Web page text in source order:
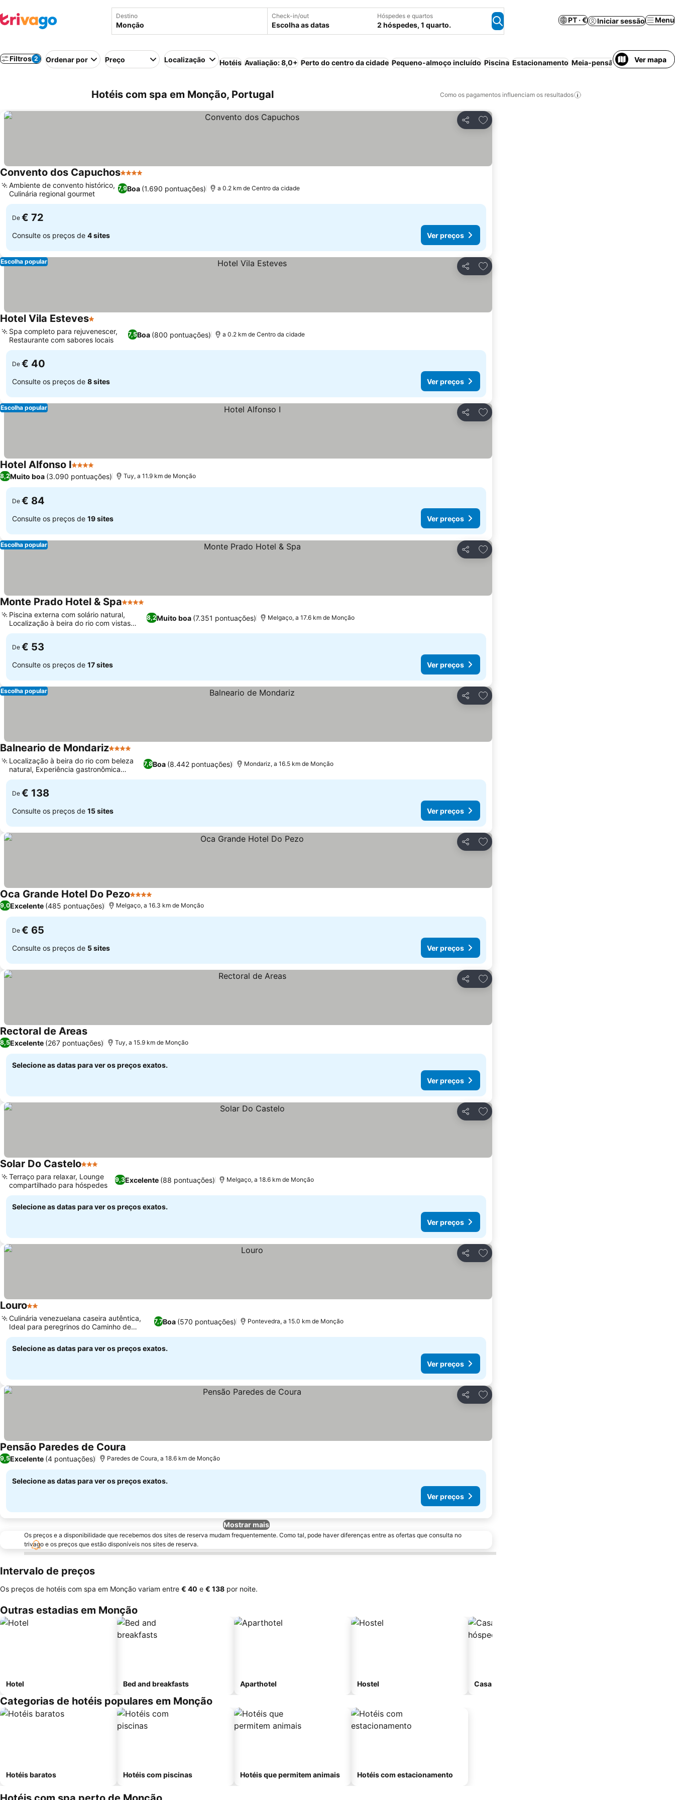
Destino Check-in/out
Escolha as datas
Hóspedes e quartos
2 hóspedes, 1 quarto.
PT · € Iniciar sessão Menu
Filtros 2 Ordenar por Preço Localização Hotéis Avaliação: 8,0+ Perto do centro da cidade Pequeno-almoço incluído Piscina Estacionamento Meia-pensão Aparthotel
Ver mapa
Hotéis com spa em Monção, Portugal Como os pagamentos influenciam os resultados
Partilhar
Adicionar aos favoritos
Convento dos Capuchos4 Estrelas
7,9Boa (1.690 pontuações)
Ambiente de convento histórico,
Culinária regional gourmet
a 0.2 km de Centro da cidade
De € 72
Consulte os preços de 4 sites Ver preços
Partilhar
Adicionar aos favoritos
Escolha popular
Hotel Vila Esteves1 Estrelas
7,5Boa (800 pontuações)
Spa completo para rejuvenescer,
Restaurante com sabores locais
a 0.2 km de Centro da cidade
De € 40
Consulte os preços de 8 sites Ver preços
Partilhar
Adicionar aos favoritos
Escolha popular
Hotel Alfonso I4 Estrelas
8,2Muito boa (3.090 pontuações) Tuy, a 11.9 km de Monção
De € 84
Consulte os preços de 19 sites Ver preços
Partilhar
Adicionar aos favoritos
Escolha popular
Monte Prado Hotel & Spa4 Estrelas
8,2Muito boa (7.351 pontuações)
Piscina externa com solário natural,
Localização à beira do rio com vistas
para a montanha
Melgaço, a 17.6 km de Monção
De € 53
Consulte os preços de 17 sites Ver preços
Partilhar
Adicionar aos favoritos
Escolha popular
Balneario de Mondariz4 Estrelas
7,8Boa (8.442 pontuações)
Localização à beira do rio com beleza
natural, Experiência gastronômica
galega
Mondariz, a 16.5 km de Monção
De € 138
Consulte os preços de 15 sites Ver preços
Partilhar
Adicionar aos favoritos
Oca Grande Hotel Do Pezo4 Estrelas
9,0Excelente (485 pontuações) Melgaço, a 16.3 km de Monção
De € 65
Consulte os preços de 5 sites Ver preços
Partilhar
Adicionar aos favoritos
Rectoral de Areas
8,5Excelente (267 pontuações) Tuy, a 15.9 km de Monção
Selecione as datas para ver os preços exatos.
Ver preços
Partilhar
Adicionar aos favoritos
Solar Do Castelo3 Estrelas
9,3Excelente (88 pontuações)
Terraço para relaxar, Lounge
compartilhado para hóspedes
Melgaço, a 18.6 km de Monção
Selecione as datas para ver os preços exatos.
Ver preços
Partilhar
Adicionar aos favoritos
Louro2 Estrelas
7,7Boa (570 pontuações)
Culinária venezuelana caseira autêntica,
Ideal para peregrinos do Caminho de
Santiago
Pontevedra, a 15.0 km de Monção
Selecione as datas para ver os preços exatos.
Ver preços
Partilhar
Adicionar aos favoritos
Pensão Paredes de Coura
9,5Excelente (4 pontuações) Paredes de Coura, a 18.6 km de Monção
Selecione as datas para ver os preços exatos.
Ver preços
Mostrar mais
Os preços e a disponibilidade que recebemos dos sites de reserva mudam frequentemente. Como tal, pode haver diferenças entre as ofertas que consulta no
trivago e os preços que estão disponíveis nos sites de reserva.
Intervalo de preços
Os preços de hotéis com spa em Monção variam entre ‎€ 40 e ‎€ 138 por noite.
Outras estadias em Monção
Hotel Bed and breakfasts Aparthotel Hostel Casa de hóspedes
Categorias de hotéis populares em Monção
Hotéis baratos Hotéis com piscinas Hotéis que permitem animais Hotéis com estacionamento